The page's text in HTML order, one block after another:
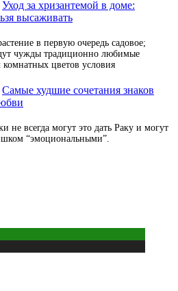
Уход за хризантемой в доме:
высаживать
в первую очередь садовое;
чужды традиционно любимые
цветов условия
Самые худшие сочетания знаков
не всегда могут это дать Раку и могут
“эмоциональными”.